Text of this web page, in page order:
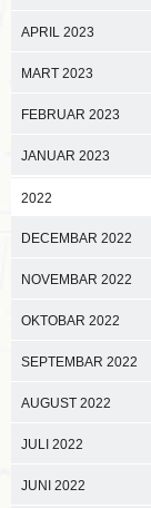
APRIL 2023
MART 2023
FEBRUAR 2023
JANUAR 2023
2022
DECEMBAR 2022
NOVEMBAR 2022
OKTOBAR 2022
SEPTEMBAR 2022
AUGUST 2022
JULI 2022
JUNI 2022